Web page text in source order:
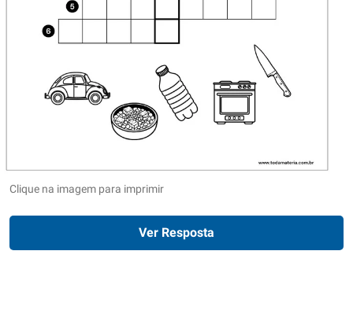
Clique na imagem para imprimir
Ver Resposta